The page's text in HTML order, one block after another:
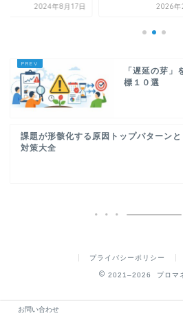
2024年8月17日 2026年
「遅延の芽
標１０選
課題が形骸化する原因トップパターンと
対策大全
プライバシーポリシー
2021–2026 プロマ
お問い合わせ